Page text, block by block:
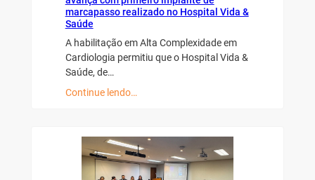
marcapasso realizado no Hospital Vida &
Saúde
A habilitação em Alta Complexidade em
Cardiologia permitiu que o Hospital Vida &
Saúde, de…
Continue lendo…